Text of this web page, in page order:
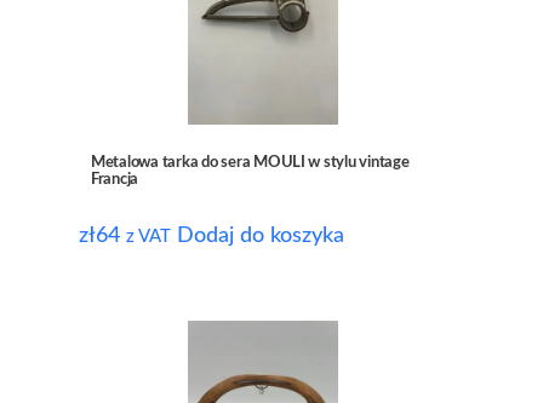
Metalowa tarka do sera MOULI w stylu vintage
Francja
zł64 z VAT Dodaj do koszyka